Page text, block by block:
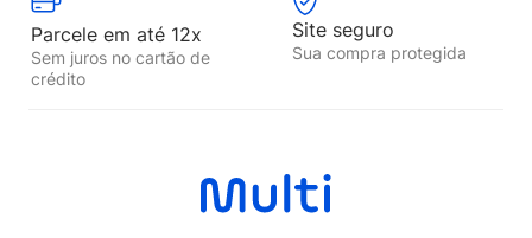
Parcele em até 12x
Sem juros no cartão de
crédito
Site seguro
Sua compra protegida